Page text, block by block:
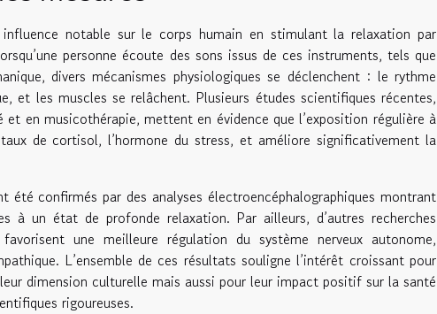
notable sur le corps humain en stimulant la relaxation par
personne écoute des sons issus de ces instruments, tels que
divers mécanismes physiologiques se déclenchent : le rythme
et les muscles se relâchent. Plusieurs études scientifiques récentes,
et en musicothérapie, mettent en évidence que l’exposition régulière à
de cortisol, l’hormone du stress, et améliore significativement la
confirmés par des analyses électroencéphalographiques montrant
à un état de profonde relaxation. Par ailleurs, d’autres recherches
une meilleure régulation du système nerveux autonome,
L’ensemble de ces résultats souligne l’intérêt croissant pour
dimension culturelle mais aussi pour leur impact positif sur la santé
rigoureuses.